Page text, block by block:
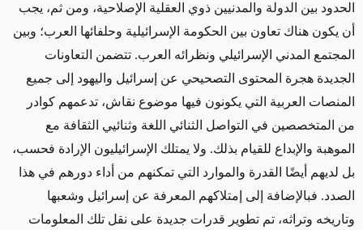
الحدود بين الدولة والمدنيين ذوي العقلية الإصلاحية، ومن ثم، يجب
أن يكون هناك تعاون بين الحكومة الإسرائيلية وحلفائها العرب؛ وبين
المجتمع المدني الإسرائيلي ونظرائه العرب. تتضمن التعاونات
الجديدة هجرة المحتوى التصحيحي عن إسرائيل واليهود إلى جميع
المنصات العربية التي يكونون فيها موضوع نقاش، تدعمهم كوادر
من المتخصصين في التواصل الثنائي اللغة وثنائيي الثقافة مع
الموهبة والإبداع للقيام بذلك. ولا يمتلك الإسرائيليون الإرادة فحسب،
بل لديهم أيضًا القدرة والموارد التي تمكنهم من أداء دورهم في هذا
الصدد. فبالإضافة إلى إمتلاكهم المعرفة عن إسرائيل وشعبها
وتاريخه وتراثه، تم تطوير قدرات جديدة على نقل تلك المعلومات